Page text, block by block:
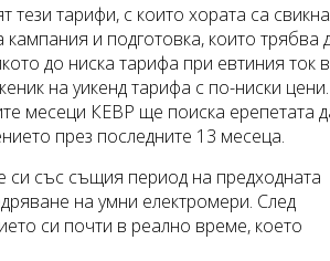
тарифи, с които хората са
и подготовка, които трябва
до ниска тарифа при евтиния ток в
на уикенд тарифа с по-ниски цени.
месеци КЕВР ще поиска ерепетата
през последните 13 месеца.
си със същия период на предходната
на умни електромери. След
си почти в реално време, което